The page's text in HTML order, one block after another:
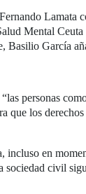
Mental
Basilio García
personas
que los
incluso en
sociedad civil